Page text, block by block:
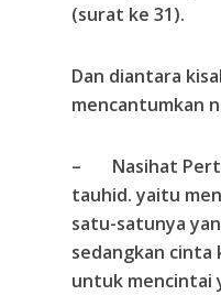
(surat ke 31).
Dan diantara
mencantumkan
– Nasihat
tauhid. yaitu
satu-satunya
sedangkan cinta
untuk mencintai